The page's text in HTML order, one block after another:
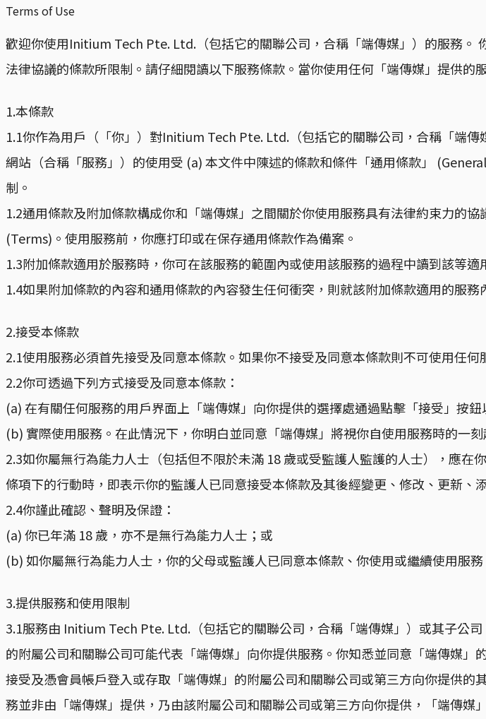
Terms of Use
歡迎你使用Initium Tech Pte. Ltd.（包括它的關聯公司，合稱「端傳媒」）的服務。
法律協議的條款所限制。請仔細閱讀以下服務條款。當你使用任何「端傳媒」提供
1.本條款
1.1你作為用戶（「你」）對Initium Tech Pte. Ltd.（包括它的關聯公司，合稱「端
網站（合稱「服務」）的使用受 (a) 本文件中陳述的條款和條件「通用條款」
制。
1.2通用條款及附加條款構成你和「端傳媒」之間關於你使用服務具有法律約束力的
(Terms)。使用服務前，你應打印或在保存通用條款作為備案。
1.3附加條款適用於服務時，你可在該服務的範圍內或使用該服務的過程中讀到該等適
1.4如果附加條款的內容和通用條款的內容發生任何衝突，則就該附加條款適用的服務
2.接受本條款
2.1使用服務必須首先接受及同意本條款。如果你不接受及同意本條款則不可使用任何
2.2你可透過下列方式接受及同意本條款：
(a) 在有關任何服務的用戶界面上「端傳媒」向你提供的選擇處通過點擊「接受」按
(b) 實際使用服務。在此情況下，你明白並同意「端傳媒」將視你自使用服務時的一
2.3如你屬無行為能力人士（包括但不限於未滿 18 歲或受監護人監護的人士），應
條項下的行動時，即表示你的監護人已同意接受本條款及其後經變更、修改、更新、
2.4你謹此確認、聲明及保證：
(a) 你已年滿 18 歲，亦不是無行為能力人士；或
(b) 如你屬無行為能力人士，你的父母或監護人已同意本條款、你使用或繼續使用服務
3.提供服務和使用限制
3.1服務由 Initium Tech Pte. Ltd.（包括它的關聯公司，合稱「端傳媒」）或其子公
的附屬公司和關聯公司可能代表「端傳媒」向你提供服務。你知悉並同意「端傳媒
接受及憑會員帳戶登入或存取「端傳媒」的附屬公司和關聯公司或第三方向你提供
務並非由「端傳媒」提供，乃由該附屬公司和關聯公司或第三方向你提供，「端傳